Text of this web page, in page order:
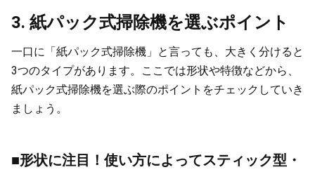
3. 紙パック式掃除機を選ぶポイント
一口に「紙パック式掃除機」と言っても、大きく分けると
3つのタイプがあります。ここでは形状や特徴などから、
紙パック式掃除機を選ぶ際のポイントをチェックしていき
ましょう。
■形状に注目！使い方によってスティック型・